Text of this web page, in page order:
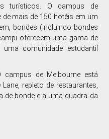
turísticos. O campus de
mais de 150 hotéis em um
bondes (incluindo bondes
oferecem uma gama de
comunidade estudantil
campus de Melbourne está
repleto de restaurantes,
de bonde e a uma quadra da